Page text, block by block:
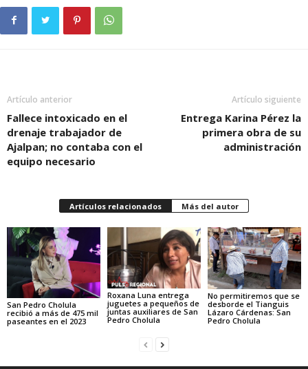
Artículo anterior
Fallece intoxicado en el
drenaje trabajador de
Ajalpan; no contaba con el
equipo necesario
Artículo siguiente
Entrega Karina Pérez la
primera obra de su
administración
Artículos relacionados Más del autor
San Pedro Cholula
recibió a más de 475 mil
paseantes en el 2023
Roxana Luna entrega
juguetes a pequeños de
juntas auxiliares de San
Pedro Cholula
No permitiremos que se
desborde el Tianguis
Lázaro Cárdenas: San
Pedro Cholula